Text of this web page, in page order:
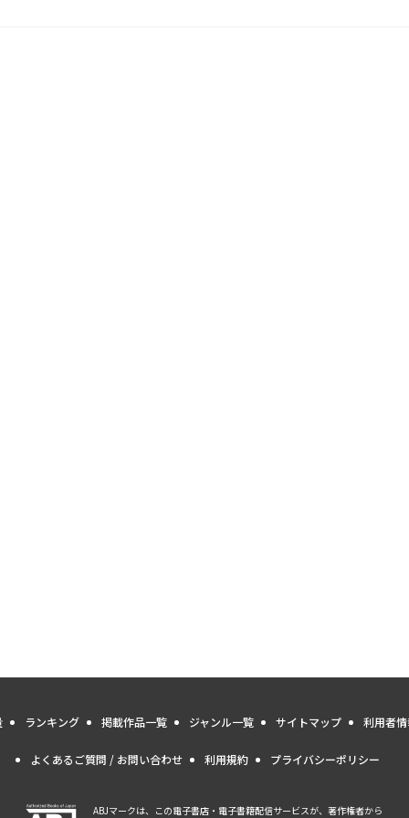
ランキング 掲載作品一覧 ジャンル一覧 サイトマップ 利用者
よくあるご質問 / お問い合わせ 利用規約 プライバシーポリシー
ABJマークは、この電子書店・電子書籍配信サービスが、著作権者から